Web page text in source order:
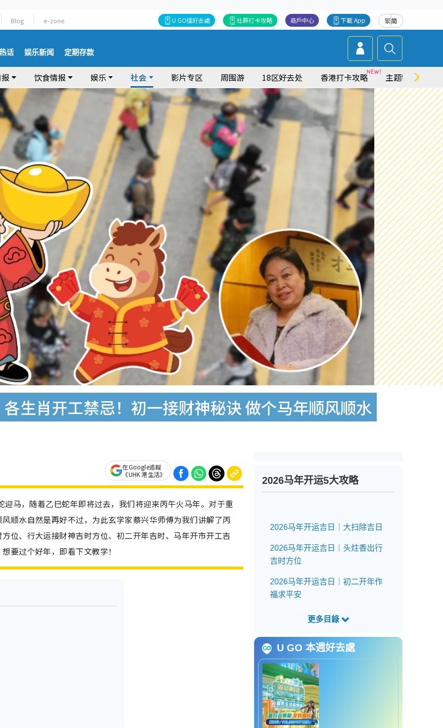
Blog e-zone 繁简
下載 App
商戶中心
社群打卡攻略
U GO搵好去處
话 娱乐新闻 定期存款
饮食情报 娱乐 社会 影片专区 周围游 18区好去处 香港打卡攻略 主题特集
生肖开工禁忌！初一接财神秘诀 做个马年顺风顺水
在Google追蹤
《UHK 港生活》
马，随着乙巳蛇年即将过去，我们将迎来丙午火马年。对于重
顺水自然是再好不过，为此玄学家蔡兴华师傅为我们讲解了丙
位、行大运接财神吉时方位、初二开年吉时、马年开市开工吉
要过个好年，即看下文教学！
2026马年开运5大攻略
2026马年开运吉日｜大扫除吉日
2026马年开运吉日｜头炷香出行
吉时方位
2026马年开运吉日｜初二开年作
福求平安
2026马年开运吉日｜作福吉时吉
2026马年开运吉日｜开市开工吉
日
U GO 本週好去處